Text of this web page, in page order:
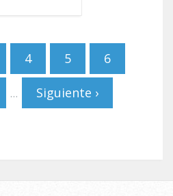
4 5 6
… Siguiente ›